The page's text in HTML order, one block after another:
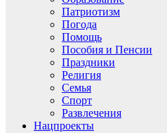
Патриотизм
Погода
Помощь
Пособия и Пенсии
Праздники
Религия
Семья
Спорт
Развлечения
Нацпроекты